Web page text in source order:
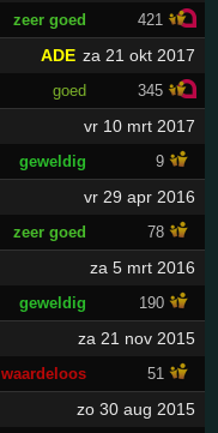
zeer goed 421
za 21 okt 2017
ADE
goed 345
vr 10 mrt 2017
geweldig 9
vr 29 apr 2016
zeer goed 78
za 5 mrt 2016
geweldig 190
za 21 nov 2015
waardeloos 51
zo 30 aug 2015